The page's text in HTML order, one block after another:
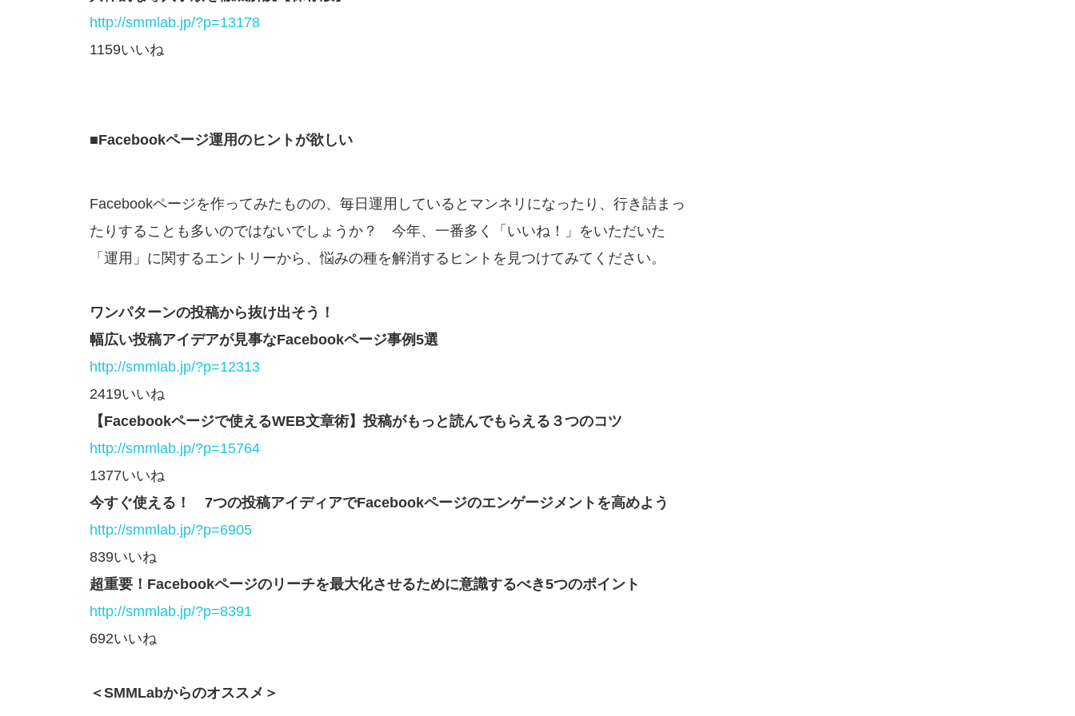
http://smmlab.jp/?p=13178
1159いいね
■Facebookページ運用のヒントが欲しい
Facebookページを作ってみたものの、毎日運用しているとマンネリになったり、行き詰まっ
たりすることも多いのではないでしょうか？ 今年、一番多く「いいね！」をいただいた
「運用」に関するエントリーから、悩みの種を解消するヒントを見つけてみてください。
ワンパターンの投稿から抜け出そう！
幅広い投稿アイデアが見事なFacebookページ事例5選
http://smmlab.jp/?p=12313
2419いいね
【Facebookページで使えるWEB文章術】投稿がもっと読んでもらえる３つのコツ
http://smmlab.jp/?p=15764
1377いいね
今すぐ使える！ 7つの投稿アイディアでFacebookページのエンゲージメントを高めよう
http://smmlab.jp/?p=6905
839いいね
超重要！Facebookページのリーチを最大化させるために意識するべき5つのポイント
http://smmlab.jp/?p=8391
692いいね
＜SMMLabからのオススメ＞